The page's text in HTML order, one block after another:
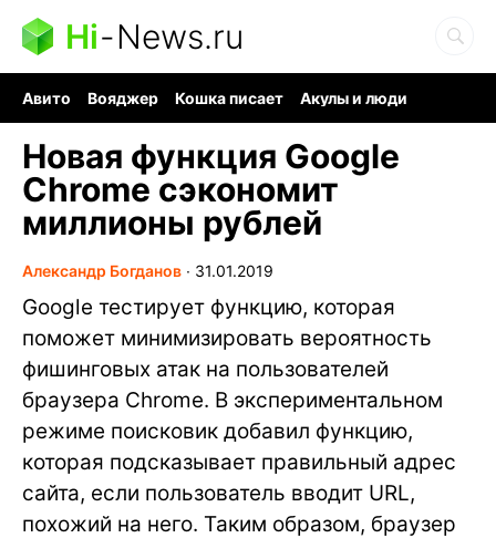
Hi-News.ru
Авито Вояджер Кошка писает
Акулы и люди
Новая функция Google
Chrome сэкономит
миллионы рублей
Александр Богданов ∙ 31.01.2019
Google тестирует функцию, которая
поможет минимизировать вероятность
фишинговых атак на пользователей
браузера Chrome. В экспериментальном
режиме поисковик добавил функцию,
которая подсказывает правильный адрес
сайта, если пользователь вводит URL,
похожий на него. Таким образом, браузер